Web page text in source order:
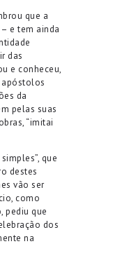
que a
e tem ainda
das
e conheceu,
apóstolos
da
pelas suas
“imitai
que
destes
vão ser
como
pediu que
dos
na